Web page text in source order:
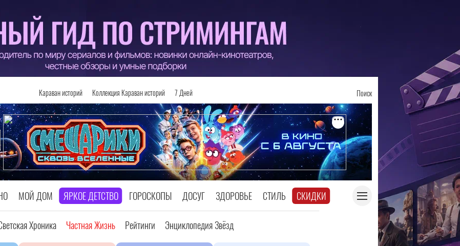
Караван историй Коллекция Караван историй 7 Дней Поиск
МОЙ ДОМ ЯРКОЕ ДЕТСТВО ГОРОСКОПЫ ДОСУГ ЗДОРОВЬЕ СТИЛЬ СКИДКИ
Хроника Частная Жизнь Рейтинги Энциклопедия Звёзд